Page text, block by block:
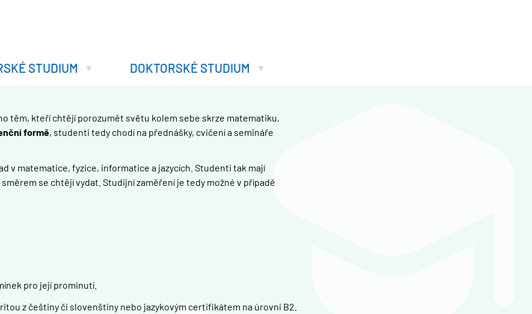
STUDIUM DOKTORSKÉ STUDIUM
těm, kteří chtějí porozumět světu kolem sebe skrze matematiku,
formě, studenti tedy chodí na přednášky, cvičení a semináře
v matematice, fyzice, informatice a jazycích. Studenti tak mají
se chtějí vydat. Studijní zaměření je tedy možné v případě
pro její prominutí.
z češtiny či slovenštiny nebo jazykovým certifikátem na úrovni B2.